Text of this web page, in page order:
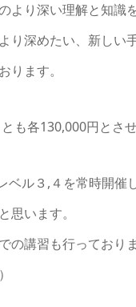
より深い理解と知識
り深めたい、新し
ります。
も各130,000円とさ
ベル３,４を常時開催
思います。
の講習も行っており
）